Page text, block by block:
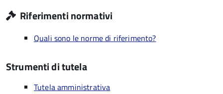
Riferimenti normativi
Quali sono le norme di riferimento?
Strumenti di tutela
Tutela amministrativa